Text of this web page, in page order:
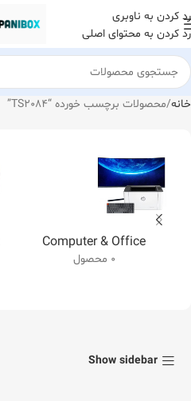
رد کردن به ناوبری
رد کردن به محتوای اصلی
خانه محصولات برچسب خورده “TS2084”
Computer & Office
0 محصول
Show sidebar